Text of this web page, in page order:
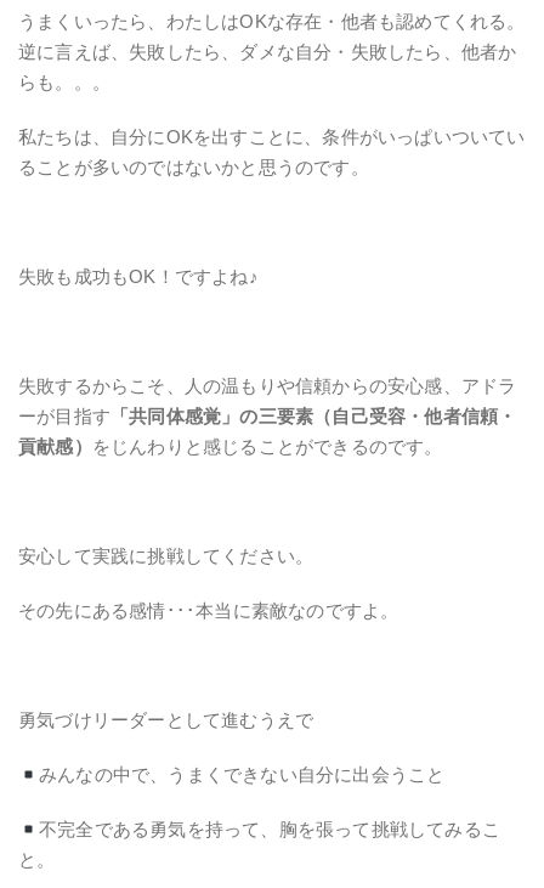
うまくいったら、わたしはOKな存在・他者も認めてくれる。
逆に言えば、失敗したら、ダメな自分・失敗したら、他者か
らも。。。
私たちは、自分にOKを出すことに、条件がいっぱいついてい
ることが多いのではないかと思うのです。
失敗も成功もOK！ですよね♪
失敗するからこそ、
人の温もりや信頼からの安心感、アドラ
ーが目指す 「共同体感覚」の三要素（自己受容・他者信頼・
貢献感）
をじんわりと感じることができるのです。
安心して実践に挑戦してください。
その先にある感情･･･本当に素敵なのですよ。
勇気づけリーダーとして進むうえで
みんなの中で、うまくできない自分に出会うこと
不完全である勇気を持って、胸を張って挑戦してみるこ
と。